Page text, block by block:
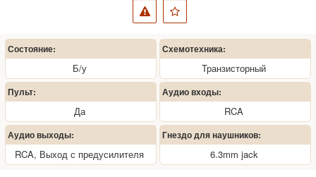
Состояние:
Б/у
Схемотехника:
Транзисторный
Пульт:
Да
Аудио входы:
RCA
Аудио выходы:
RCA, Выход с предусилителя
Гнездо для наушников:
6.3mm jack